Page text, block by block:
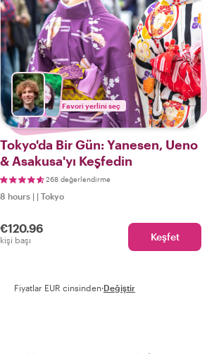
Favori yerlini seç
Tokyo'da Bir Gün: Yanesen, Ueno
& Asakusa'yı Keşfedin
268 değerlendirme
8 hours | | Tokyo
€120.96
kişi başı Keşfet
Fiyatlar EUR cinsinden·Değiştir